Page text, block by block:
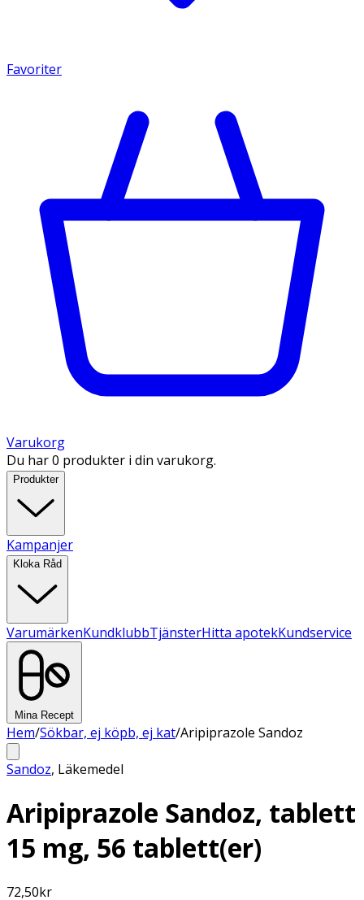
Favoriter
Varukorg
Du har 0 produkter i din varukorg.
Produkter
Kampanjer
Kloka Råd
VarumärkenKundklubbTjänsterHitta apotekKundservice
Mina Recept
Hem/Sökbar, ej köpb, ej kat/Aripiprazole Sandoz
Sandoz, Läkemedel
Aripiprazole Sandoz, tablett
15 mg, 56 tablett(er)
72,50kr